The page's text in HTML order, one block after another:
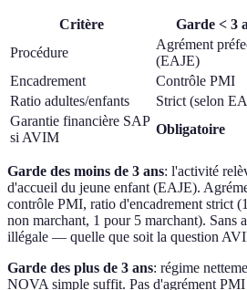
Critère Garde < 3
Procédure
Agrément
(EAJE)
Encadrement
Contrôle PMI
Ratio adultes/enfants
Strict (selon
Garantie financière SAP
si AVIM
Obligatoire
Garde des moins de 3 ans: l'activité
d'accueil du jeune enfant (EAJE).
contrôle PMI, ratio d'encadrement strict
non marchant, 1 pour 5 marchant). Sans
illégale — quelle que soit la question
Garde des plus de 3 ans: régime
NOVA simple suffit. Pas d'agrément